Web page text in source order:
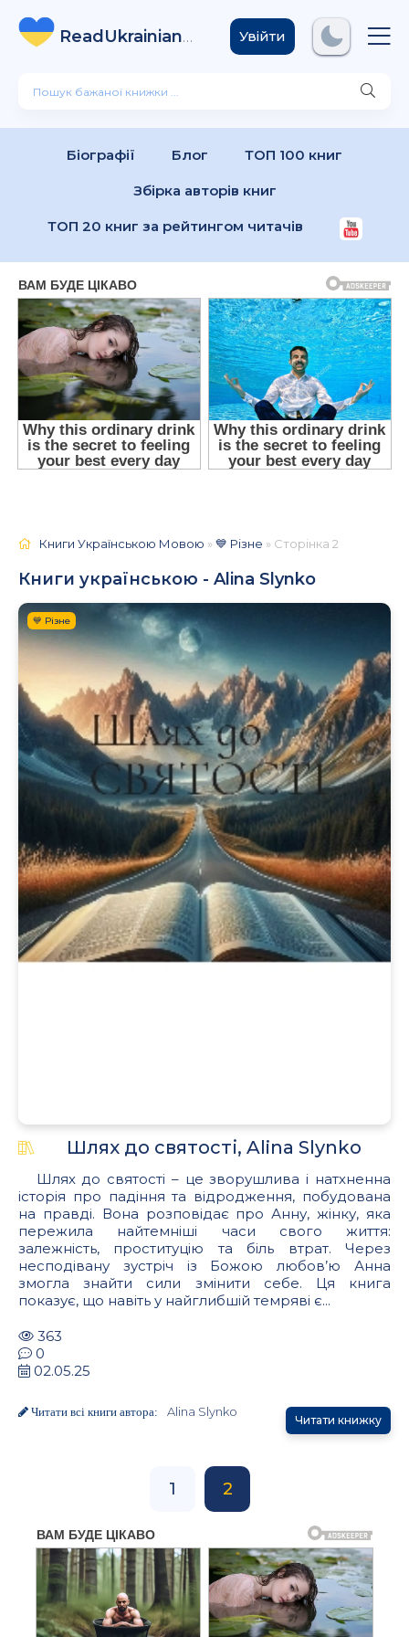
ReadUkrainian
Books .com
Увійти
Біографії Блог ТОП 100 книг
Збірка авторів книг
ТОП 20 книг за рейтингом читачів
Книги Українською Мовою »💙 Різне » Сторінка 2
Книги українською - Alina Slynko
💙 Різне
Шлях до святості, Alina Slynko
Шлях до святості – це зворушлива і натхненна
історія про падіння та відродження, побудована
на правді. Вона розповідає про Анну, жінку, яка
пережила найтемніші часи свого життя:
залежність, проституцію та біль втрат. Через
несподівану зустріч із Божою любов’ю Анна
змогла знайти сили змінити себе. Ця книга
показує, що навіть у найглибшій темряві є...
363
0
02.05.25
Читати всі книги автора: Alina Slynko
Читати книжку
1 2